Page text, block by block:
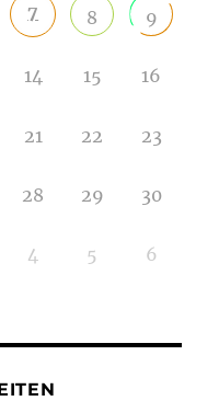
7 8 9
14 15 16
21 22 23
28 29 30
4 5 6